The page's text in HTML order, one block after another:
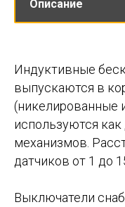
Индуктивные
выпускаются в
(никелированные
используются
механизмов.
датчиков от 1 до
Выключатели